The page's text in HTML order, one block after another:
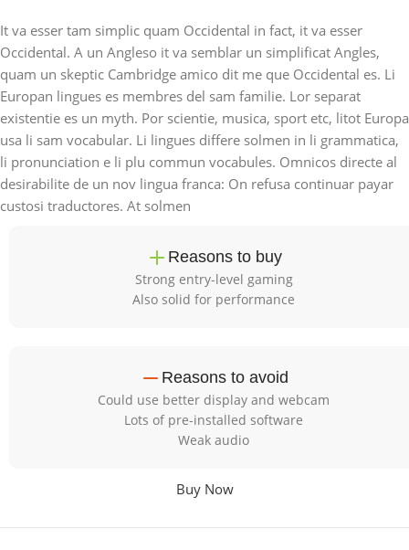
It va esser tam simplic quam Occidental in fact, it va esser
Occidental. A un Angleso it va semblar un simplificat Angles,
quam un skeptic Cambridge amico dit me que Occidental es. Li
Europan lingues es membres del sam familie. Lor separat
existentie es un myth. Por scientie, musica, sport etc, litot Europa
usa li sam vocabular. Li lingues differe solmen in li grammatica,
li pronunciation e li plu commun vocabules. Omnicos directe al
desirabilite de un nov lingua franca: On refusa continuar payar
custosi traductores. At solmen
Reasons to buy
Strong entry-level gaming
Also solid for performance
Reasons to avoid
Could use better display and webcam
Lots of pre-installed software
Weak audio
Buy Now